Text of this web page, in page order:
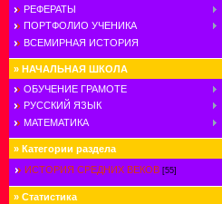
РЕФЕРАТЫ
ПОРТФОЛИО УЧЕНИКА
ВСЕМИРНАЯ ИСТОРИЯ
» НАЧАЛЬНАЯ ШКОЛА
ОБУЧЕНИЕ ГРАМОТЕ
РУССКИЙ ЯЗЫК
МАТЕМАТИКА
» Категории раздела
ИСТОРИЯ СРЕДНИХ ВЕКОВ [55]
» Статистика